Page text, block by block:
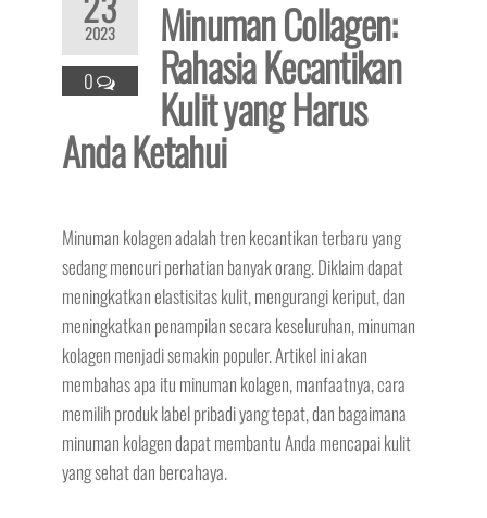
2023
0
Minuman Collagen:
Rahasia Kecantikan
Kulit yang Harus
Anda Ketahui
Minuman kolagen adalah tren kecantikan terbaru yang
sedang mencuri perhatian banyak orang. Diklaim dapat
meningkatkan elastisitas kulit, mengurangi keriput, dan
meningkatkan penampilan secara keseluruhan, minuman
kolagen menjadi semakin populer. Artikel ini akan
membahas apa itu minuman kolagen, manfaatnya, cara
memilih produk label pribadi yang tepat, dan bagaimana
minuman kolagen dapat membantu Anda mencapai kulit
yang sehat dan bercahaya.